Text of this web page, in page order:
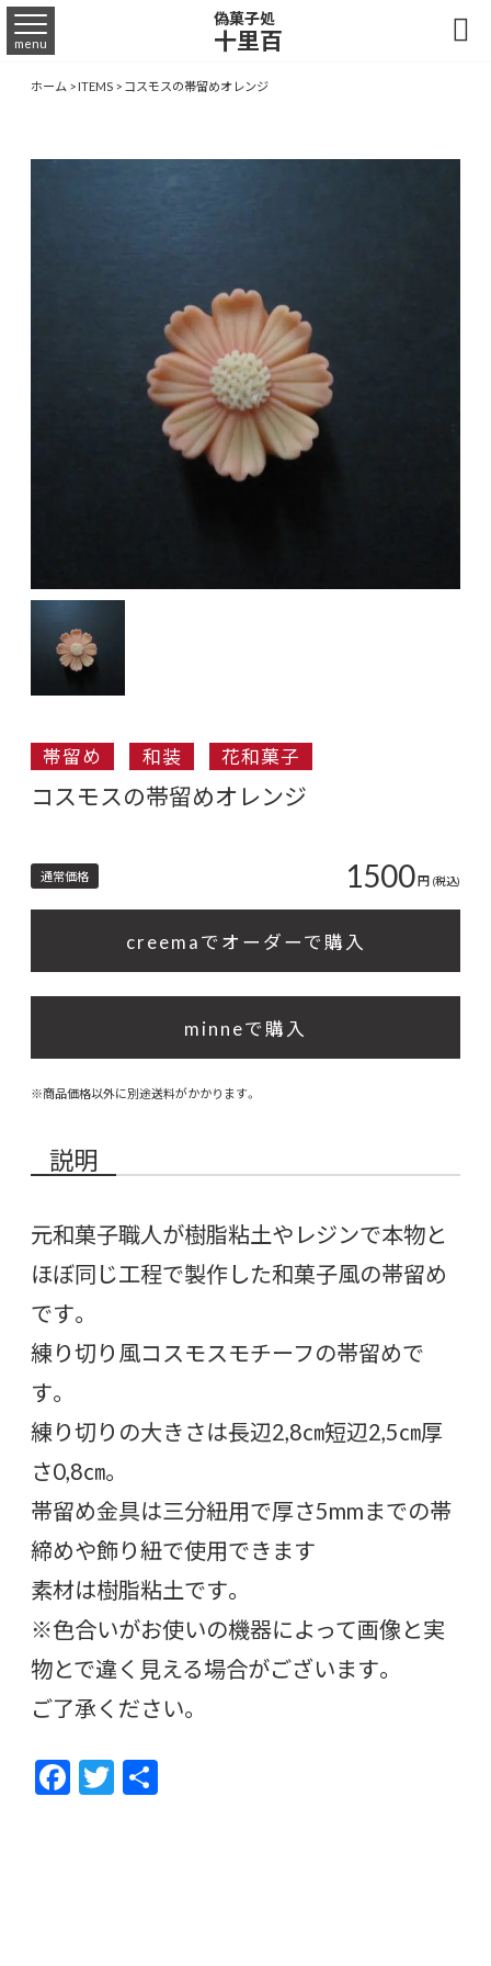
偽菓子処
十里百
menu 
ホーム>ITEMS>コスモスの帯留めオレンジ
帯留め 和装 花和菓子
コスモスの帯留めオレンジ
通常価格 1500円 (税込)
creemaでオーダーで購入
minneで購入
※商品価格以外に別途送料がかかります。
説明
元和菓子職人が樹脂粘土やレジンで本物と
ほぼ同じ工程で製作した和菓子風の帯留め
です。
練り切り風コスモスモチーフの帯留めで
す。
練り切りの大きさは長辺2,8㎝短辺2,5㎝厚
さ0,8㎝。
帯留め金具は三分紐用で厚さ5mmまでの帯
締めや飾り紐で使用できます
素材は樹脂粘土です。
※色合いがお使いの機器によって画像と実
物とで違く見える場合がございます。
ご了承ください。
F
ac
T
w